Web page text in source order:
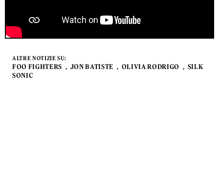
ALTRE NOTIZIE SU:
FOO FIGHTERS JON BATISTE OLIVIA RODRIGO
SILK
SONIC